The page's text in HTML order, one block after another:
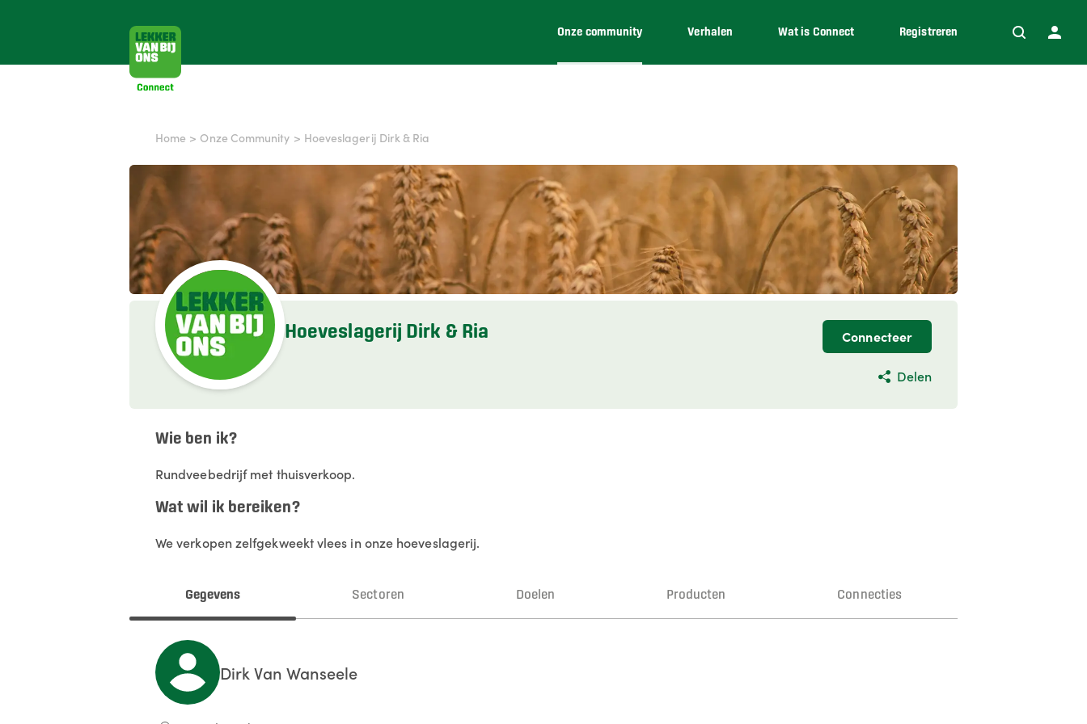
Onze community Verhalen Wat is Connect Registreren
Home > Onze Community > Hoeveslagerij Dirk & Ria
Hoeveslagerij Dirk & Ria Connecteer
Delen
Wie ben ik?
Rundveebedrijf met thuisverkoop.
Wat wil ik bereiken?
We verkopen zelfgekweekt vlees in onze hoeveslagerij.
Gegevens Sectoren Doelen Producten Connecties
Dirk Van Wanseele